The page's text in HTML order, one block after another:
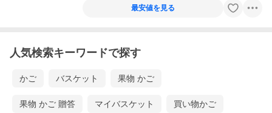
最安値を見る
人気検索キーワードで探す
かご バスケット 果物 かご
果物 かご 贈答 マイバスケット 買い物かご